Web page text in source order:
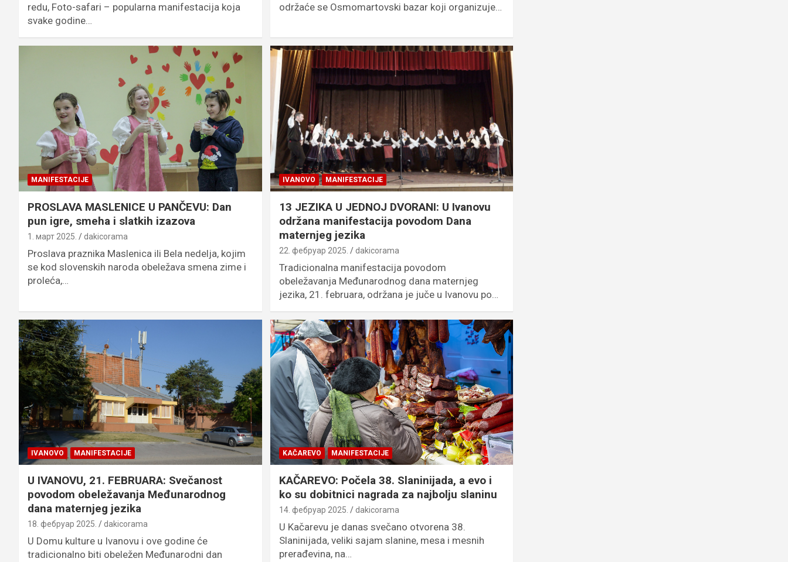
redu, Foto-safari – popularna manifestacija koja
svake godine…
održaće se Osmomartovski bazar koji organizuje…
MANIFESTACIJE
PROSLAVA MASLENICE U PANČEVU: Dan
pun igre, smeha i slatkih izazova
1. март 2025. dakicorama
Proslava praznika Maslenica ili Bela nedelja, kojim
se kod slovenskih naroda obeležava smena zime i
proleća,…
IVANOVO MANIFESTACIJE
13 JEZIKA U JEDNOJ DVORANI: U Ivanovu
održana manifestacija povodom Dana
maternjeg jezika
22. фебруар 2025. dakicorama
Tradicionalna manifestacija povodom
obeležavanja Međunarodnog dana maternjeg
jezika, 21. februara, održana je juče u Ivanovu po…
IVANOVO MANIFESTACIJE
U IVANOVU, 21. FEBRUARA: Svečanost
povodom obeležavanja Međunarodnog
dana maternjeg jezika
18. фебруар 2025. dakicorama
U Domu kulture u Ivanovu i ove godine će
tradicionalno biti obeležen Međunarodni dan
KAČAREVO MANIFESTACIJE
KAČAREVO: Počela 38. Slaninijada, a evo i
ko su dobitnici nagrada za najbolju slaninu
14. фебруар 2025. dakicorama
U Kačarevu je danas svečano otvorena 38.
Slaninijada, veliki sajam slanine, mesa i mesnih
prerađevina, na…